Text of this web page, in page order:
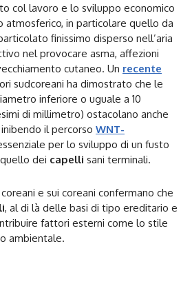
col lavoro e lo sviluppo economico
atmosferico, in particolare quello da
finissimo disperso nell’aria
nel provocare asma, affezioni
cutaneo. Un recente
sudcoreani ha dimostrato che le
inferiore o uguale a 10
di millimetro) ostacolano anche
inibendo il percorso WNT-
per lo sviluppo di un fusto
dei capelli sani terminali.
e sui coreani confermano che
, al di là delle basi di tipo ereditario e
fattori esterni come lo stile
ambientale.